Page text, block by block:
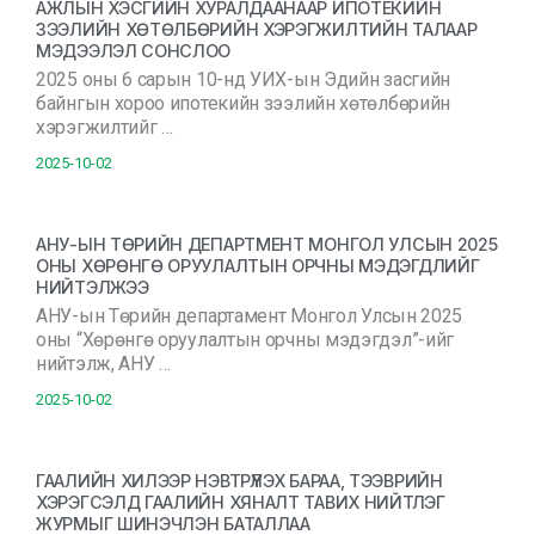
АЖЛЫН ХЭСГИЙН ХУРАЛДААНААР ИПОТЕКИЙН
ЗЭЭЛИЙН ХӨТӨЛБӨРИЙН ХЭРЭГЖИЛТИЙН ТАЛААР
МЭДЭЭЛЭЛ СОНСЛОО
2025 оны 6 сарын 10-нд УИХ-ын Эдийн засгийн
байнгын хороо ипотекийн зээлийн хөтөлбөрийн
хэрэгжилтийг …
2025-10-02
АНУ-ЫН ТӨРИЙН ДЕПАРТМЕНТ МОНГОЛ УЛСЫН 2025
ОНЫ ХӨРӨНГӨ ОРУУЛАЛТЫН ОРЧНЫ МЭДЭГДЛИЙГ
НИЙТЭЛЖЭЭ
АНУ-ын Төрийн департамент Монгол Улсын 2025
оны “Хөрөнгө оруулалтын орчны мэдэгдэл”-ийг
нийтэлж, АНУ …
2025-10-02
ГААЛИЙН ХИЛЭЭР НЭВТРҮҮЛЭХ БАРАА, ТЭЭВРИЙН
ХЭРЭГСЭЛД ГААЛИЙН ХЯНАЛТ ТАВИХ НИЙТЛЭГ
ЖУРМЫГ ШИНЭЧЛЭН БАТАЛЛАА